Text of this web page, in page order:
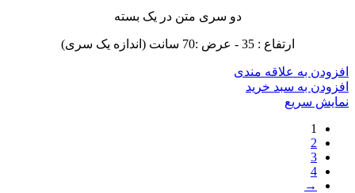
دو سری متن در یک بسته
ارتفاع : 35 - عرض :70 سانت (اندازه یک سری)
افزودن به علاقه مندی
افزودن به سبد خرید
نمایش سریع
1
2
3
4
→